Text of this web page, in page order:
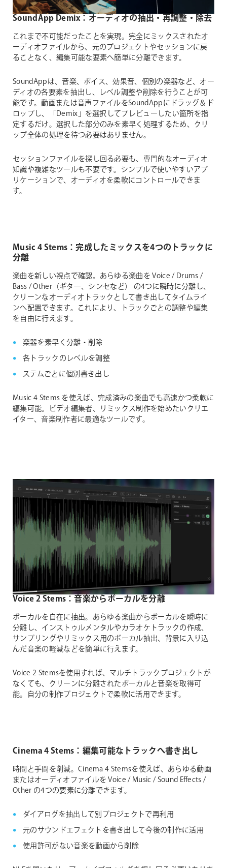
SoundApp Demix：オーディオの抽出・再調整・除去
これまで不可能だったことを実現。完全にミックスされたオ
ーディオファイルから、元のプロジェクトやセッションに戻
ることなく、編集可能な要素へ簡単に分離できます。
SoundAppは、音楽、ボイス、効果音、個別の楽器など、オー
ディオの各要素を抽出し、レベル調整や削除を行うことが可
能です。動画または音声ファイルをSoundAppにドラッグ＆ド
ロップし、「Demix」を選択してプレビューしたい箇所を指
定するだけ。選択した部分のみを素早く処理するため、クリ
ップ全体の処理を待つ必要はありません。
セッションファイルを探し回る必要も、専門的なオーディオ
知識や複雑なツールも不要です。シンプルで使いやすいアプ
リケーションで、オーディオを柔軟にコントロールできま
す。
Music 4 Stems：完成したミックスを4つのトラックに
分離
楽曲を新しい視点で確認。あらゆる楽曲を Voice / Drums /
Bass / Other（ギター、シンセなど） の4つに瞬時に分離し、
クリーンなオーディオトラックとして書き出してタイムライ
ンへ配置できます。これにより、トラックごとの調整や編集
を自由に行えます。
楽器を素早く分離・削除
各トラックのレベルを調整
ステムごとに個別書き出し
Music 4 Stems を使えば、完成済みの楽曲でも高速かつ柔軟に
編集可能。ビデオ編集者、リミックス制作を始めたいクリエ
イター、音楽制作者に最適なツールです。
Voice 2 Stems：音楽からボーカルを分離
ボーカルを自在に抽出。あらゆる楽曲からボーカルを瞬時に
分離し、インストゥルメンタルやカラオケトラックの作成、
サンプリングやリミックス用のボーカル抽出、背景に入り込
んだ音楽の軽減などを簡単に行えます。
Voice 2 Stemsを使用すれば、マルチトラックプロジェクトが
なくても、クリーンに分離されたボーカルと音楽を取得可
能。自分の制作プロジェクトで柔軟に活用できます。
Cinema 4 Stems：編集可能なトラックへ書き出し
時間と手間を削減。Cinema 4 Stemsを使えば、あらゆる動画
またはオーディオファイルを Voice / Music / Sound Effects /
Other の4つの要素に分離できます。
ダイアログを抽出して別プロジェクトで再利用
元のサウンドエフェクトを書き出して今後の制作に活用
使用許可がない音楽を動画から削除